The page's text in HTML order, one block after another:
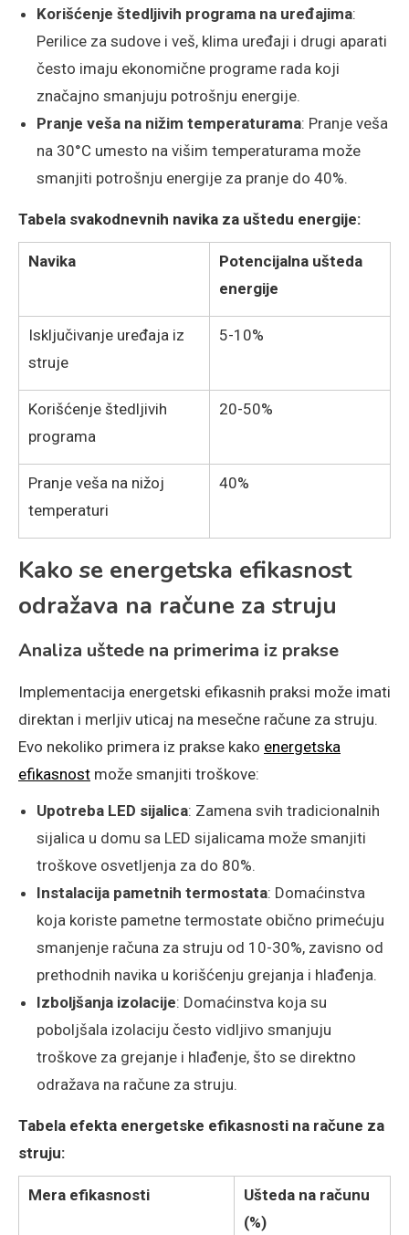
Korišćenje štedljivih programa na uređajima:
Perilice za sudove i veš, klima uređaji i drugi aparati
često imaju ekonomične programe rada koji
značajno smanjuju potrošnju energije.
Pranje veša na nižim temperaturama: Pranje veša
na 30°C umesto na višim temperaturama može
smanjiti potrošnju energije za pranje do 40%.
Tabela svakodnevnih navika za uštedu energije:
Navika
Potencijalna ušteda
energije
Isključivanje uređaja iz
struje
5-10%
Korišćenje štedljivih
programa
20-50%
Pranje veša na nižoj
temperaturi
40%
Kako se energetska efikasnost
odražava na račune za struju
Analiza uštede na primerima iz prakse
Implementacija energetski efikasnih praksi može imati
direktan i merljiv uticaj na mesečne račune za struju.
Evo nekoliko primera iz prakse kako energetska
efikasnost može smanjiti troškove:
Upotreba LED sijalica: Zamena svih tradicionalnih
sijalica u domu sa LED sijalicama može smanjiti
troškove osvetljenja za do 80%.
Instalacija pametnih termostata: Domaćinstva
koja koriste pametne termostate obično primećuju
smanjenje računa za struju od 10-30%, zavisno od
prethodnih navika u korišćenju grejanja i hlađenja.
Izboljšanja izolacije: Domaćinstva koja su
poboljšala izolaciju često vidljivo smanjuju
troškove za grejanje i hlađenje, što se direktno
odražava na račune za struju.
Tabela efekta energetske efikasnosti na račune za
struju:
Mera efikasnosti
Ušteda na računu
(%)